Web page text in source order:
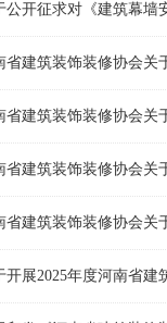
公开征求对《建筑幕墙
省建筑装饰装修协会关
省建筑装饰装修协会关
省建筑装饰装修协会关
省建筑装饰装修协会关
开展2025年度河南省